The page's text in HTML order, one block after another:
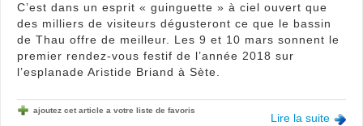
C’est dans un esprit « guinguette » à ciel ouvert que
des milliers de visiteurs dégusteront ce que le bassin
de Thau offre de meilleur. Les 9 et 10 mars sonnent le
premier rendez-vous festif de l’année 2018 sur
l’esplanade Aristide Briand à Sète.
Lire la suite
ajoutez cet article a votre liste de favoris